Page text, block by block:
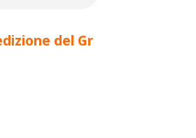
del Gr